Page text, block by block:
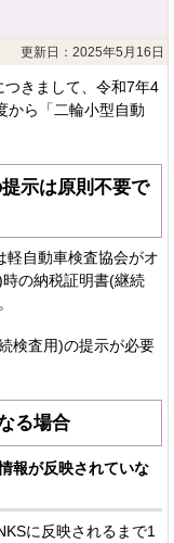
更新日：2025年5月16日
きまして、令和7年4
から「二輪小型自動
示は原則不要で
軽自動車検査協会がオ
の納税証明書(継続
検査用)の提示が必要
る場合
報が反映されていな
に反映されるまで1